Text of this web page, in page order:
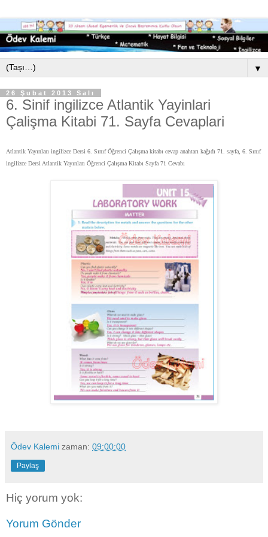
▼
26 Şubat 2013 Salı
6. Sinif ingilizce Atlantik Yayinlari
Çalişma Kitabi 71. Sayfa Cevaplari
Atlantik Yayınları ingilizce Dersi 6. Sınıf Öğrenci Çalışma kitabı cevap anahtarı kağıdı 71. sayfa, 6. Sınıf
ingilizce Dersi Atlantik Yayınları Öğrenci Çalışma Kitabı Sayfa 71 Cevabı
Ödev Kalemi zaman: 09:00:00
Paylaş
Hiç yorum yok:
Yorum Gönder